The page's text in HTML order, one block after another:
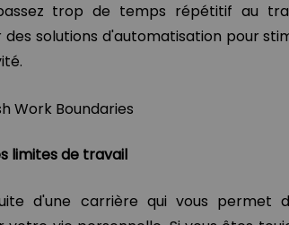
trop de temps répétitif au
des solutions d'automatisation pour
limites de travail
d'une carrière qui vous permet